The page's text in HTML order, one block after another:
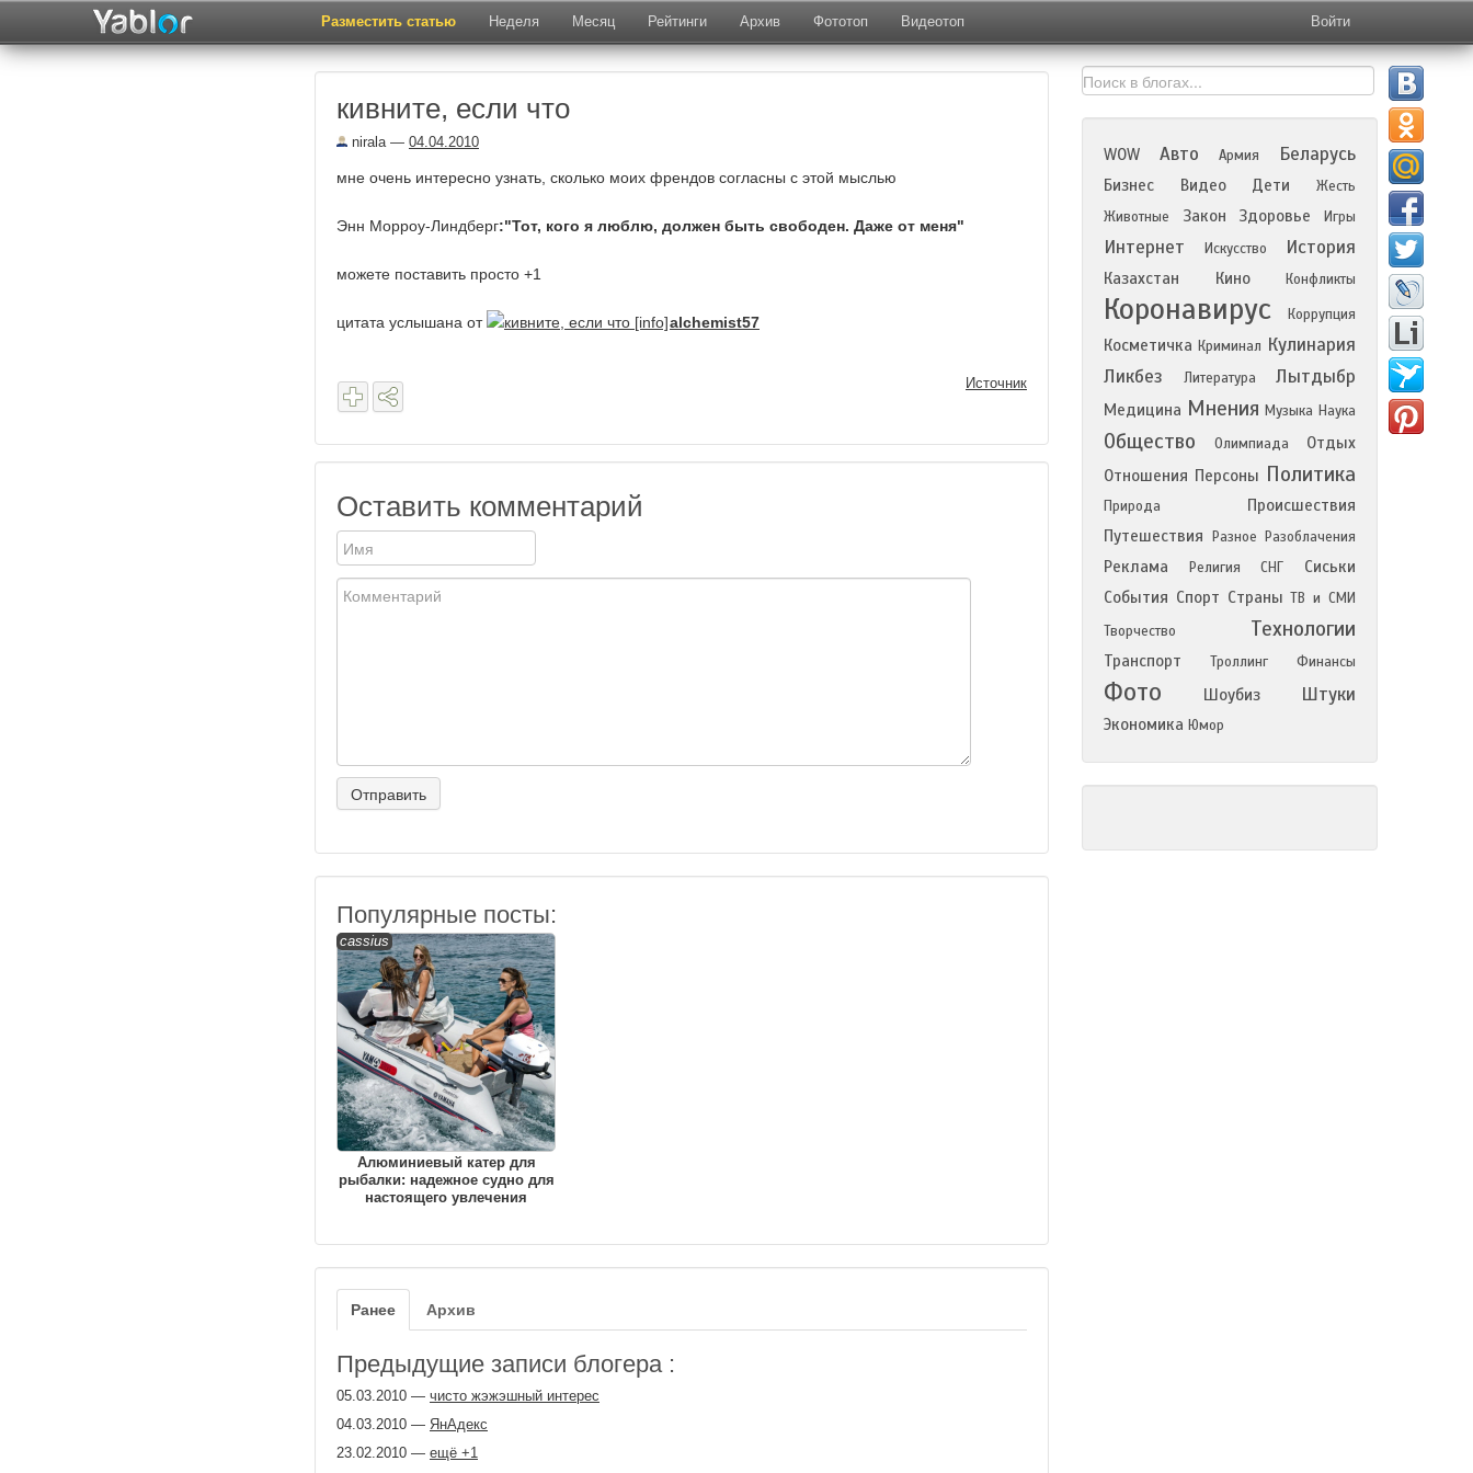
Разместить статью Неделя Месяц Рейтинги Архив Фототоп Видеотоп Войти
кивните, если что
nirala— 04.04.2010
мне очень интересно узнать, сколько моих френдов согласны с этой мыслью
Энн Морроу-Линдберг:"Тот, кого я люблю, должен быть свободен. Даже от меня"
можете поставить просто +1
цитата услышана от alchemist57
Источник
Оставить комментарий
Популярные посты:
cassius
Алюминиевый катер для
рыбалки: надежное судно для
настоящего увлечения
Ранее Архив
Предыдущие записи блогера :
05.03.2010 — чисто жэжэшный интерес
04.03.2010 — ЯнАдекс
23.02.2010 — ещё +1
WOW Авто Армия Беларусь
Бизнес Видео Дети
Жесть
Животные
Закон Здоровье Игры
Интернет Искусство История
Казахстан Кино Конфликты
Коронавирус Коррупция
Косметичка Криминал Кулинария
Ликбез
Литература Лытдыбр
Медицина Мнения Музыка Наука
Общество Олимпиада
Отдых
Отношения Персоны Политика
Природа
Происшествия
Путешествия
Разное Разоблачения
Реклама Религия СНГ
Сиськи
События Спорт Страны ТВ и СМИ
Творчество
Технологии
Транспорт Троллинг Финансы
Фото Шоубиз Штуки
Экономика Юмор